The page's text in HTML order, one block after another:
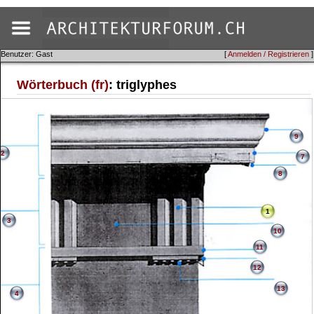
[Anmelden / Registrieren ]
Benutzer: Gast
Wörterbuch (fr): triglyphes
1
2
3
4
7
8
9
10
11
12
13